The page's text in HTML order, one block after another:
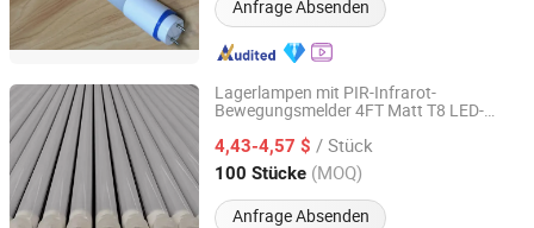
Anfrage Absenden
Lagerlampen mit PIR-Infrarot-
Bewegungsmelder 4FT Matt T8 LED-
4,43-4,57 $ / Stück
100 Stücke (MOQ)
Anfrage Absenden
Shenzhen OURUIMEI Lighting Technology Co., Ltd.
Guangdong, China Seit 2013